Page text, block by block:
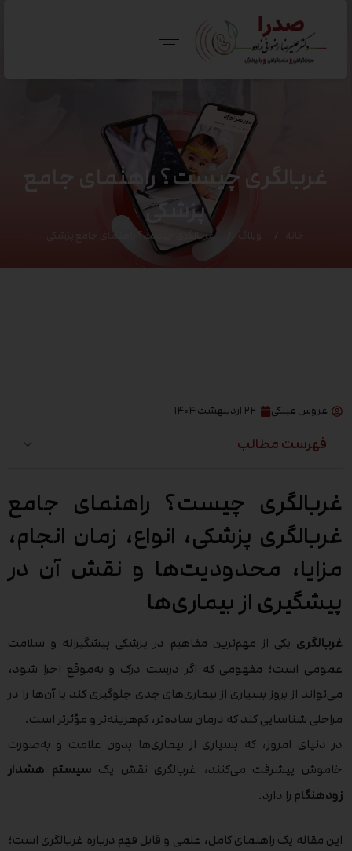
غربالگری چیست؟ راهنمای جامع
پزشکی
غربالگری چیست؟ راهنمای جامع پزشکی
عروس عینکی ۲۲ اردیبهشت ۱۴۰۴
فهرست مطالب
غربالگری چیست؟ راهنمای جامع
غربالگری پزشکی، انواع، زمان انجام،
مزایا، محدودیت‌ها و نقش آن در
پیشگیری از بیماری‌ها
غربالگری یکی از مهم‌ترین مفاهیم در پزشکی پیشگیرانه و سلامت
عمومی است؛ مفهومی که اگر درست درک و به‌موقع اجرا شود،
می‌تواند از بروز بسیاری از بیماری‌های جدی جلوگیری کند یا آن‌ها را در
مراحلی شناسایی کند که درمان ساده‌تر، کم‌هزینه‌تر و مؤثرتر است.
در دنیای امروز، که بسیاری از بیماری‌ها بدون علامت و به‌صورت
خاموش پیشرفت می‌کنند، غربالگری نقش یک سیستم هشدار
زودهنگام را دارد.
این مقاله یک راهنمای کامل، علمی و قابل فهم درباره غربالگری است؛